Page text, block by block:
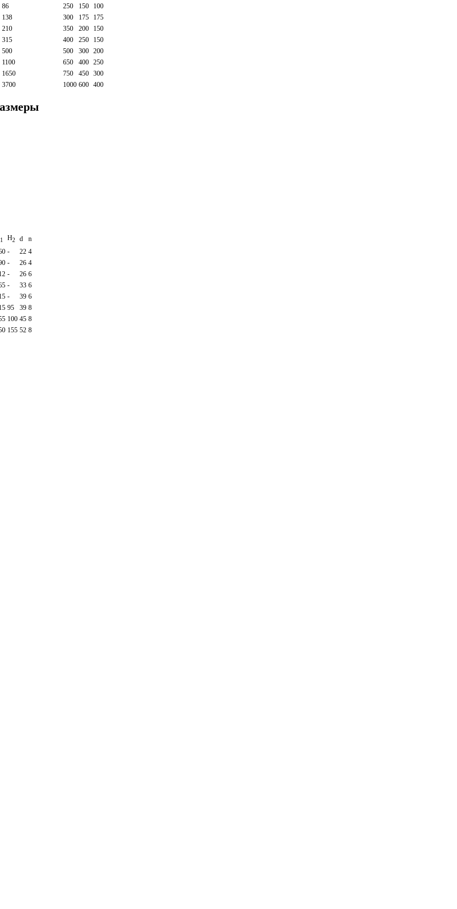
86 250 150
100
138 300 175
175
210 350 200
150
315 400 250
150
500 500 300
200
1100 650 400
250
1650 750 450 300
3700 1000 600 400
1 H2 d
n
- 22 4
- 26 4
- 26 6
- 33 6
- 39 6
95 39 8
100 45 8
155 52 8